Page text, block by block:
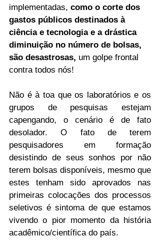
implementadas, como o corte dos
gastos públicos destinados à
ciência e tecnologia e a drástica
diminuição no número de bolsas,
são desastrosas, um golpe frontal
contra todos nós!
Não é à toa que os laboratórios e os
grupos de pesquisas estejam
capengando, o cenário é de fato
desolador. O fato de terem
pesquisadores em formação
desistindo de seus sonhos por não
terem bolsas disponíveis, mesmo que
estes tenham sido aprovados nas
primeiras colocações dos processos
seletivos é sintoma de que estamos
vivendo o pior momento da história
acadêmico/científica do país.